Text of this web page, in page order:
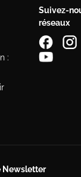
:
Suivez-
réseaux
Newsletter